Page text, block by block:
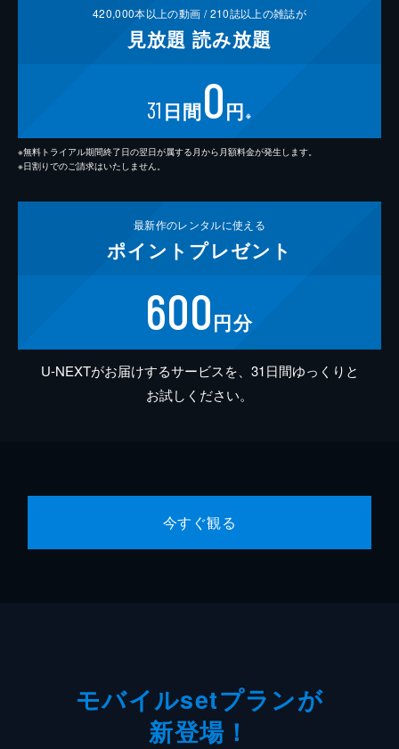
420,000本以上の動画 /210誌以上の雑誌が
見放題 読み放題
31 日間0円 ※
※無料トライアル期間終了日の翌日が属する月から月額料金が発生します。
※日割りでのご請求はいたしません。
最新作のレンタルに使える
ポイント プレゼント
600円分
U-NEXTがお届けするサービスを、31日間ゆっくりと
お試しください。
今すぐ観る
モバイルsetプランが
新登場！